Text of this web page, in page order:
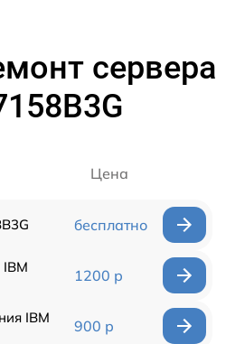
сервера
Цена
бесплатно
1200 р
IBM
900 р